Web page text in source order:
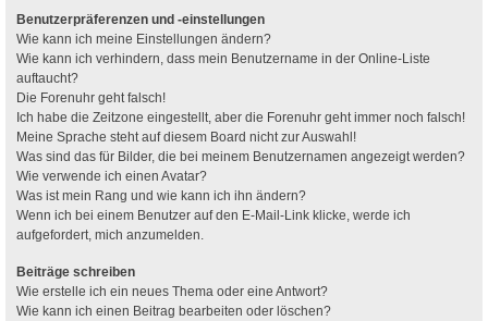
Benutzerpräferenzen und -einstellungen
Wie kann ich meine Einstellungen ändern?
Wie kann ich verhindern, dass mein Benutzername in der Online-Liste
auftaucht?
Die Forenuhr geht falsch!
Ich habe die Zeitzone eingestellt, aber die Forenuhr geht immer noch falsch!
Meine Sprache steht auf diesem Board nicht zur Auswahl!
Was sind das für Bilder, die bei meinem Benutzernamen angezeigt werden?
Wie verwende ich einen Avatar?
Was ist mein Rang und wie kann ich ihn ändern?
Wenn ich bei einem Benutzer auf den E-Mail-Link klicke, werde ich
aufgefordert, mich anzumelden.
Beiträge schreiben
Wie erstelle ich ein neues Thema oder eine Antwort?
Wie kann ich einen Beitrag bearbeiten oder löschen?